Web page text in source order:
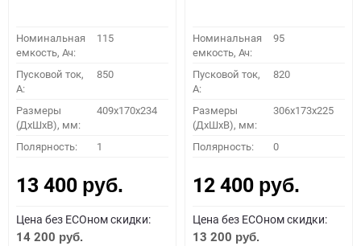
Номинальная
емкость, Ач:
115
Пусковой ток,
A:
850
Размеры
(ДхШхВ), мм:
409x170x234
Полярность: 1
13 400 руб.
Цена без ECOном скидки:
14 200 руб.
Номинальная
емкость, Ач:
95
Пусковой ток,
A:
820
Размеры
(ДхШхВ), мм:
306x173x225
Полярность: 0
12 400 руб.
Цена без ECOном скидки:
13 200 руб.